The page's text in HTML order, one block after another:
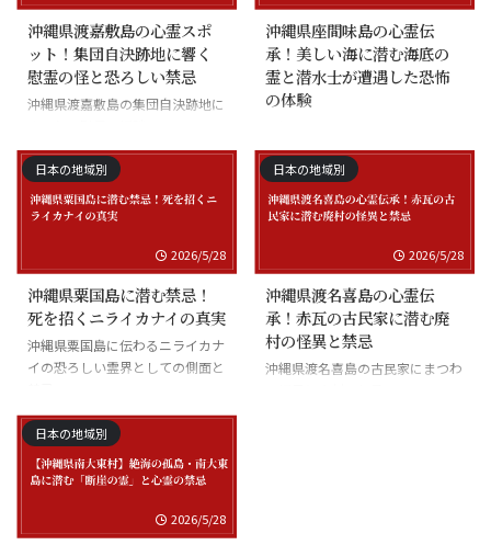
沖縄県渡嘉敷島の心霊スポ
ット！集団自決跡地に響く
慰霊の怪と恐ろしい禁忌
沖縄県渡嘉敷島の集団自決跡地に
沖縄県座間味島の心霊伝
承！美しい海に潜む海底の
霊と潜水士が遭遇した恐怖
の体験
士の怪談
日本の地域別
2026/5/28
沖縄県粟国島に潜む禁忌！
死を招くニライカナイの真実
沖縄県粟国島に伝わるニライカナ
イの恐ろしい霊界としての側面と
日本の地域別
2026/5/28
沖縄県渡名喜島の心霊伝
承！赤瓦の古民家に潜む廃
村の怪異と禁忌
沖縄県渡名喜島の古民家にまつわ
日本の地域別
2026/5/28